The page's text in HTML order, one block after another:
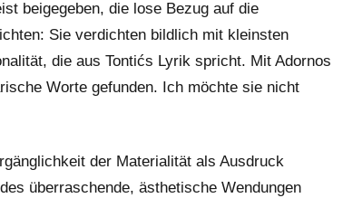
beigegeben, die lose Bezug auf die
Sie verdichten bildlich mit kleinsten
die aus Tontićs Lyrik spricht. Mit Adornos
Worte gefunden. Ich möchte sie nicht
der Materialität als Ausdruck
überraschende, ästhetische Wendungen